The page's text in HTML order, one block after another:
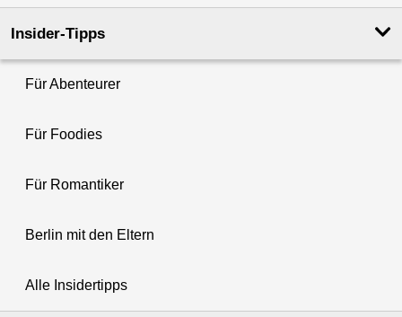
Insider-Tipps
Für Abenteurer
Für Foodies
Für Romantiker
Berlin mit den Eltern
Alle Insidertipps